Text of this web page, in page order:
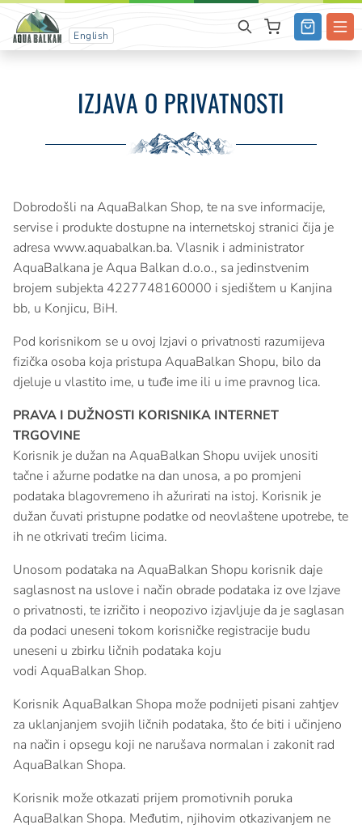
English
IZJAVA O PRIVATNOSTI
Dobrodošli na AquaBalkan Shop, te na sve informacije,
servise i produkte dostupne na internetskoj stranici čija je
adresa www.aquabalkan.ba. Vlasnik i administrator
AquaBalkana je Aqua Balkan d.o.o., sa jedinstvenim
brojem subjekta 4227748160000 i sjedištem u Kanjina
bb, u Konjicu, BiH.
Pod korisnikom se u ovoj Izjavi o privatnosti razumijeva
fizička osoba koja pristupa AquaBalkan Shopu, bilo da
djeluje u vlastito ime, u tuđe ime ili u ime pravnog lica.
PRAVA I DUŽNOSTI KORISNIKA INTERNET
TRGOVINE
Korisnik je dužan na AquaBalkan Shopu uvijek unositi
tačne i ažurne podatke na dan unosa, a po promjeni
podataka blagovremeno ih ažurirati na istoj. Korisnik je
dužan čuvati pristupne podatke od neovlaštene upotrebe, te
ih ne otkrivati trećim licima.
Unosom podataka na AquaBalkan Shopu korisnik daje
saglasnost na uslove i način obrade podataka iz ove Izjave
o privatnosti, te izričito i neopozivo izjavljuje da je saglasan
da podaci uneseni tokom korisničke registracije budu
uneseni u zbirku ličnih podataka koju
vodi AquaBalkan Shop.
Korisnik AquaBalkan Shopa može podnijeti pisani zahtjev
za uklanjanjem svojih ličnih podataka, što će biti i učinjeno
na način i opsegu koji ne narušava normalan i zakonit rad
AquaBalkan Shopa.
Korisnik može otkazati prijem promotivnih poruka
AquaBalkan Shopa. Međutim, njihovim otkazivanjem ne